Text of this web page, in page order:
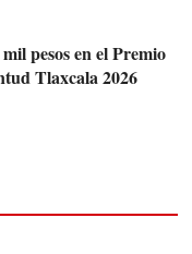
pesos en el Premio
Tlaxcala 2026